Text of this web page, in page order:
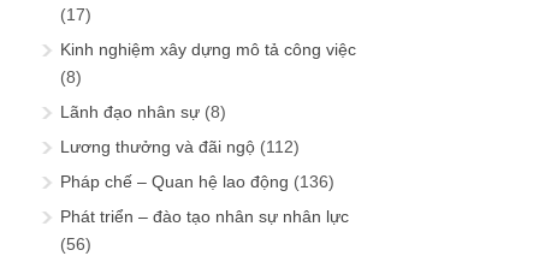
(17)
Kinh nghiệm xây dựng mô tả công việc
(8)
Lãnh đạo nhân sự (8)
Lương thưởng và đãi ngộ (112)
Pháp chế – Quan hệ lao động (136)
Phát triển – đào tạo nhân sự nhân lực
(56)